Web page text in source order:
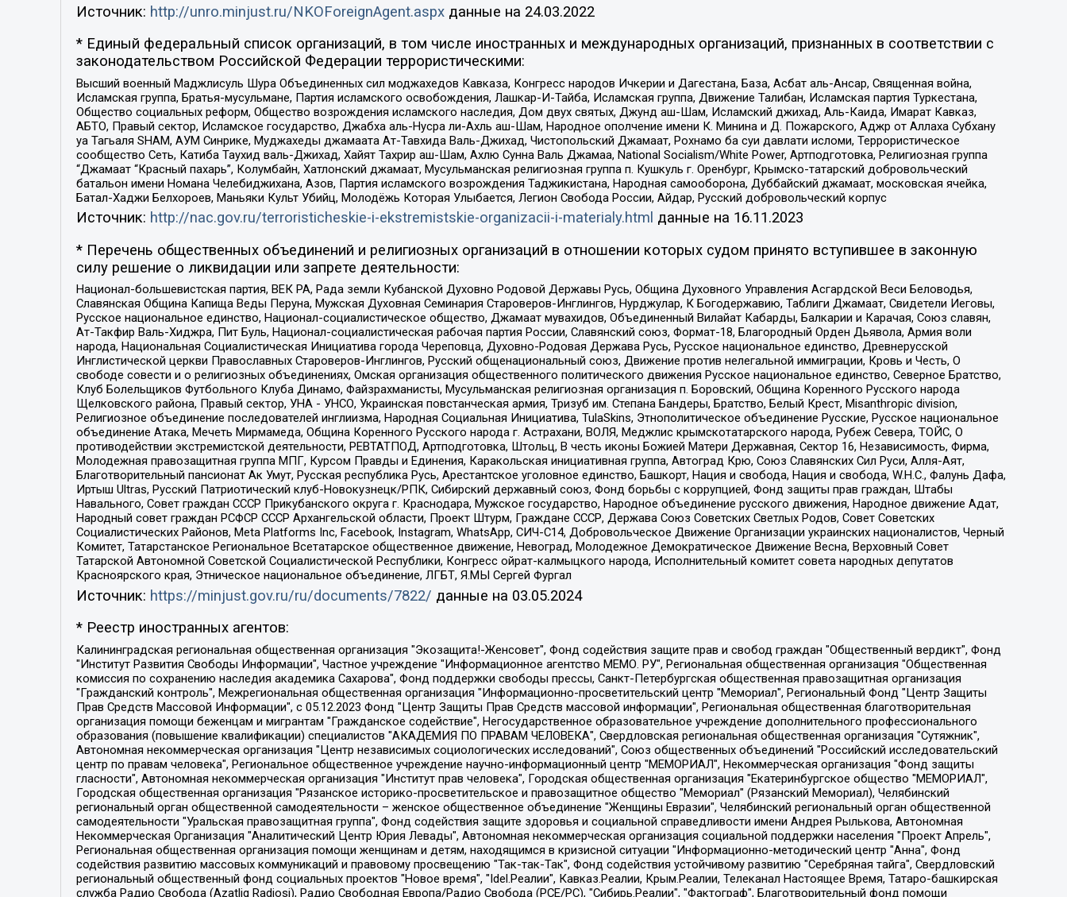
Источник: http://unro.minjust.ru/NKOForeignAgent.aspxданные на 24.03.2022
* Единый федеральный список организаций, в том числе иностранных и международных организаций, признанных в соответствии с
законодательством Российской Федерации террористическими:
Высший военный Маджлисуль Шура Объединенных сил моджахедов Кавказа, Конгресс народов Ичкерии и Дагестана, База, Асбат аль-Ансар, Священная война,
Исламская группа, Братья-мусульмане, Партия исламского освобождения, Лашкар-И-Тайба, Исламская группа, Движение Талибан, Исламская партия Туркестана,
Общество социальных реформ, Общество возрождения исламского наследия, Дом двух святых, Джунд аш-Шам, Исламский джихад, Аль-Каида, Имарат Кавказ,
АБТО, Правый сектор, Исламское государство, Джабха аль-Нусра ли-Ахль аш-Шам, Народное ополчение имени К. Минина и Д. Пожарского, Аджр от Аллаха Субхану
уа Тагьаля SHAM, АУМ Синрике, Муджахеды джамаата Ат-Тавхида Валь-Джихад, Чистопольский Джамаат, Рохнамо ба суи давлати исломи, Террористическое
сообщество Сеть, Катиба Таухид валь-Джихад, Хайят Тахрир аш-Шам, Ахлю Сунна Валь Джамаа, National Socialism/White Power, Артподготовка, Религиозная группа
“Джамаат “Красный пахарь”, Колумбайн, Хатлонский джамаат, Мусульманская религиозная группа п. Кушкуль г. Оренбург, Крымско-татарский добровольческий
батальон имени Номана Челебиджихана, Азов, Партия исламского возрождения Таджикистана, Народная самооборона, Дуббайский джамаат, московская ячейка,
Батал-Хаджи Белхороев, Маньяки Культ Убийц, Молодёжь Которая Улыбается, Легион Свобода России, Айдар, Русский добровольческий корпус
Источник: http://nac.gov.ru/terroristicheskie-i-ekstremistskie-organizacii-i-materialy.html данные на 16.11.2023
* Перечень общественных объединений и религиозных организаций в отношении которых судом принято вступившее в законную
силу решение о ликвидации или запрете деятельности:
Национал-большевистская партия, ВЕК РА, Рада земли Кубанской Духовно Родовой Державы Русь, Община Духовного Управления Асгардской Веси Беловодья,
Славянская Община Капища Веды Перуна, Мужская Духовная Семинария Староверов-Инглингов, Нурджулар, К Богодержавию, Таблиги Джамаат, Свидетели Иеговы,
Русское национальное единство, Национал-социалистическое общество, Джамаат мувахидов, Объединенный Вилайат Кабарды, Балкарии и Карачая, Союз славян,
Ат-Такфир Валь-Хиджра, Пит Буль, Национал-социалистическая рабочая партия России, Славянский союз, Формат-18, Благородный Орден Дьявола, Армия воли
народа, Национальная Социалистическая Инициатива города Череповца, Духовно-Родовая Держава Русь, Русское национальное единство, Древнерусской
Инглистической церкви Православных Староверов-Инглингов, Русский общенациональный союз, Движение против нелегальной иммиграции, Кровь и Честь, О
свободе совести и о религиозных объединениях, Омская организация общественного политического движения Русское национальное единство, Северное Братство,
Клуб Болельщиков Футбольного Клуба Динамо, Файзрахманисты, Мусульманская религиозная организация п. Боровский, Община Коренного Русского народа
Щелковского района, Правый сектор, УНА - УНСО, Украинская повстанческая армия, Тризуб им. Степана Бандеры, Братство, Белый Крест, Misanthropic division,
Религиозное объединение последователей инглиизма, Народная Социальная Инициатива, TulaSkins, Этнополитическое объединение Русские, Русское национальное
объединение Атака, Мечеть Мирмамеда, Община Коренного Русского народа г. Астрахани, ВОЛЯ, Меджлис крымскотатарского народа, Рубеж Севера, ТОЙС, О
противодействии экстремистской деятельности, РЕВТАТПОД, Артподготовка, Штольц, В честь иконы Божией Матери Державная, Сектор 16, Независимость, Фирма,
Молодежная правозащитная группа МПГ, Курсом Правды и Единения, Каракольская инициативная группа, Автоград Крю, Союз Славянских Сил Руси, Алля-Аят,
Благотворительный пансионат Ак Умут, Русская республика Русь, Арестантское уголовное единство, Башкорт, Нация и свобода, Нация и свобода, W.H.С., Фалунь Дафа,
Иртыш Ultras, Русский Патриотический клуб-Новокузнецк/РПК, Сибирский державный союз, Фонд борьбы с коррупцией, Фонд защиты прав граждан, Штабы
Навального, Совет граждан СССР Прикубанского округа г. Краснодара, Мужское государство, Народное объединение русского движения, Народное движение Адат,
Народный совет граждан РСФСР СССР Архангельской области, Проект Штурм, Граждане СССР, Держава Союз Советских Светлых Родов, Совет Советских
Социалистических Районов, Meta Platforms Inc, Facebook, Instagram, WhatsApp, СИЧ-С14, Добровольческое Движение Организации украинских националистов, Черный
Комитет, Татарстанское Региональное Всетатарское общественное движение, Невоград, Молодежное Демократическое Движение Весна, Верховный Совет
Татарской Автономной Советской Социалистической Республики, Конгресс ойрат-калмыцкого народа, Исполнительный комитет совета народных депутатов
Красноярского края, Этническое национальное объединение, ЛГБТ, Я.МЫ Сергей Фургал
Источник: https://minjust.gov.ru/ru/documents/7822/ данные на 03.05.2024
* Реестр иностранных агентов:
Калининградская региональная общественная организация "Экозащита!-Женсовет", Фонд содействия защите прав и свобод граждан "Общественный вердикт", Фонд "Институт Развития Свободы Информации", Частное учреждение "Информационное агентство МЕМО. РУ", Региональная общественная организация "Общественная комиссия по сохранению наследия академика Сахарова", Фонд поддержки свободы прессы, Санкт-Петербургская общественная правозащитная организация "Гражданский контроль", Межрегиональная общественная организация "Информационно-просветительский центр "Мемориал", Региональный Фонд "Центр Защиты Прав Средств Массовой Информации", с 05.12.2023 Фонд "Центр Защиты Прав Средств массовой информации", Региональная общественная благотворительная организация помощи беженцам и мигрантам "Гражданское содействие", Негосударственное образовательное учреждение дополнительного профессионального образования (повышение квалификации) специалистов "АКАДЕМИЯ ПО ПРАВАМ ЧЕЛОВЕКА", Свердловская региональная общественная организация "Сутяжник", Автономная некоммерческая организация "Центр независимых социологических исследований", Союз общественных объединений "Российский исследовательский центр по правам человека", Региональное общественное учреждение научно-информационный центр "МЕМОРИАЛ", Некоммерческая организация "Фонд защиты гласности", Автономная некоммерческая организация "Институт прав человека", Городская общественная организация "Екатеринбургское общество "МЕМОРИАЛ", Городская общественная организация "Рязанское историко-просветительское и правозащитное общество "Мемориал" (Рязанский Мемориал), Челябинский региональный орган общественной самодеятельности – женское общественное объединение "Женщины Евразии", Челябинский региональный орган общественной самодеятельности "Уральская правозащитная группа", Фонд содействия защите здоровья и социальной справедливости имени Андрея Рылькова, Автономная Некоммерческая Организация "Аналитический Центр Юрия Левады", Автономная некоммерческая организация социальной поддержки населения "Проект Апрель", Региональная общественная организация помощи женщинам и детям, находящимся в кризисной ситуации "Информационно-методический центр "Анна", Фонд содействия развитию массовых коммуникаций и правовому просвещению "Так-так-Так", Фонд содействия устойчивому развитию "Серебряная тайга", Свердловский региональный общественный фонд социальных проектов "Новое время", "Idel.Реалии", Кавказ.Реалии, Крым.Реалии, Телеканал Настоящее Время, Татаро-башкирская служба Радио Свобода (Azatliq Radiosi), Радио Свободная Европа/Радио Свобода (PCE/PC), "Сибирь.Реалии", "Фактограф", Благотворительный фонд помощи осужденным и их семьям, Автономная некоммерческая организация "Институт глобализации и социальных движений", Фонд "В защиту прав заключенных", Частное учреждение "Центр поддержки и содействия развитию средств массовой информации", Пензенский региональный общественный благотворительный фонд "Гражданский союз", "Север.Реалии", Некоммерческая организация Фонд "Правовая инициатива", Общество с ограниченной ответственностью "Радио Свободная Европа/Радио Свобода", Чешское информационное агентство "MEDIUM-ORIENT", Красноярская региональная общественная организация "Мы против СПИДа", Камалягин Денис Николаевич, Маркелов Сергей Евгеньевич, Пономарев Лев Александрович, Савицкая Людмила Алексеевна, Автономная некоммерческая организация "Центр по работе с проблемой насилия "НАСИЛИЮ.НЕТ", Межрегиональный профессиональный союз работников здравоохранения "Альянс врачей", Юридическое лицо, зарегистрированное в Латвийской Республике, SIA "Medusa Project" (регистрационный номер 40103797863, дата регистрации 10.06.2014), Некоммерческая организация "Фонд по борьбе с коррупцией", Автономная некоммерческая организация "Институт права и публичной политики", Баданин Роман Сергеевич, Гликин Максим Александрович, Железнова Мария Михайловна, Лукьянова Юлия Сергеевна, Маетная Елизавета Витальевна, Маняхин Петр Борисович, Чуракова Ольга Владимировна, Ярош Юлия Петровна, Юридическое лицо "The Insider SIA", зарегистрированное в Риге, Латвийская Республика (дата регистрации 26.06.2015), являющееся администратором доменного имени интернет-издания "The Insider SIA", https://theins.ru, Постернак Алексей Евгеньевич, Рубин Михаил Аркадьевич, Анин Роман Александрович, Юридическое лицо Istories fonds, зарегистрированное в Латвийской Республике (регистрационный номер 50008295751, дата регистрации 24.02.2020), Великовский Дмитрий Александрович, Долинина Ирина Николаевна, Мароховская Алеся Алексеевна, Шлейнов Роман Юрьевич, Шмагун Олеся Валентиновна, Общество с ограниченной ответственностью "Альтаир 2021", Общество с ограниченной ответственностью "Вега 2021", Общество с ограниченной ответственностью "Главный редактор 2021", Общество с ограниченной ответственностью "Ромашки монолит", Важенков Артем Валерьевич, Ивановская областная общественная организация "Центр гендерных исследований", Гурман Юрий Альбертович, Медиапроект "ОВД-Инфо", Егоров Владимир Владимирович, Жилинский Владимир Александрович, Общество с ограниченной ответственностью "ЗП", Иванова София Юрьевна, Карезина Инна Павловна, Кильтау Екатерина Викторовна, Петров Алексей Викторович, Пискунов Сергей Евгеньевич, Смирнов Сергей Сергеевич, Тихонов Михаил Сергеевич, Общество с ограниченной ответственностью "ЖУРНАЛИСТ-ИНОСТРАННЫЙ АГЕНТ", Арапова Галина Юрьевна, Вольтская Татьяна Анатольевна, Американская компания "Mason G.E.S. Anonymous Foundation" (США), являющаяся владельцем интернет-издания https://mnews.world/, Компания "Stichting Bellingcat", зарегистрированная в Нидерландах (дата регистрации 11.07.2018), Захаров Андрей Вячеславович, Клепиковская Екатерина Дмитриевна, Общество с ограниченной ответственностью "МЕМО", Перл Роман Александрович, Симонов Евгений Алексеевич, Соловьева Елена Анатольевна, Сотников Даниил Владимирович, Сурначева Елизавета Дмитриевна, Автономная некоммерческая организация по защите прав человека и информированию населения "Якутия – Наше Мнение", Общество с ограниченной ответственностью "Москоу диджитал медиа", с 26.01.2023 Общество с ограниченной ответственностью "Чайка Белые сады", Ветошкина Валерия Валерьевна, Заговора Максим Александрович, Межрегиональное общественное движение "Российская ЛГБТ - сеть", Оленичев Максим Владимирович, Павлов Иван Юрьевич, Скворцова Елена Сергеевна, Общество с ограниченной ответственностью "Как бы инагент", Кочетков Игорь Викторович, Общество с ограниченной ответственностью "Честные выборы", Еланчик Олег Александрович, Общество с ограниченной ответственностью "Нобелевский призыв", Гималова Регина Эмилевна, Григорьев Андрей Валерьевич, Григорьева Алина Александровна, Ассоциация по содействию защите прав призывников, альтернативнослужащих и военнослужащих "Правозащитная группа "Гражданин.Армия.Право", Хисамова Регина Фаритовна, Автономная некоммерческая организация по реализации социально-правовых программ "Лилит", Дальневосточное общественное движение "Маяк", Санкт-Петербургская ЛГБТ-инициативная группа "Выход", Инициативная группа ЛГБТ+ "Реверс", Алексеев Андрей Викторович, Бекбулатова Таисия Львовна, Беляев Иван Михайлович, Владыкина Елена Сергеевна, Гельман Марат Александрович, Никульшина Вероника Юрьевна, Толоконникова Надежда Андреевна, Шендерович Виктор Анатольевич, Общество с ограниченной ответственностью "Данное сообщение", Общество с ограниченной ответственностью Издательский дом "Новая глава", Айнбиндер Александра Александровна, Московский комьюнити-центр для ЛГБТ+инициатив, Благотворительный фонд развития филантропии, Deutsche Welle (Германия, Kurt-Schumacher-Strasse 3, 53113 Bonn), Борзунова Мария Михайловна, Воробьев Виктор Викторович, Голубева Анна Львовна, Константинова Алла Михайловна, Малкова Ирина Владимировна, Мурадов Мурад Абдулгалимович, Осетинская Елизавета Николаевна, Понасенков Евгений Николаевич, Ганапольский Матвей Юрьевич, Киселев Евгений Алексеевич, Борухович Ирина Григорьевна, Дремин Иван Тимофеевич, Дубровский Дмитрий Викторович, Красноярская региональная общественная организация поддержки и развития альтернативных образовательных технологий и межкультурных коммуникаций "ИНТЕРРА", Маяковская Екатерина Алексеевна, Фейгин Марк Захарович, Филимонов Андрей Викторович, Дзугкоева Регина Николаевна, Доброхотов Роман Александрович, Дудь Юрий Александрович, Елкин Сергей Владимирович, Кругликов Кирилл Игоревич, Сабунаева Мария Леонидовна, Семенов Алексей Владимирович, Шаинян Карен Багратович, Шульман Екатерина Михайловна, Асафьев Артур Валерьевич, Вахштайн Виктор Семенович, Венедиктов Алексей Алексеевич, Лушникова Екатерина Евгеньевна, Волков Леонид Михайлович, Невзоров Александр Глебович, Пархоменко Сергей Борисович, Сироткин Ярослав Николаевич, Кара-Мурза Владимир Владимирович, Баранова Наталья Владимировна, Гозман Леонид Яковлевич, Кагарлицкий Борис Юльевич, Климарев Михаил Валерьевич, Милов Владимир Станиславович, Автономная некоммерческая организация Краснодарский центр современного искусства "Типография", Моргенштерн Алишер Тагирович, Соболь Любовь Эдуардовна, Общество с ограниченной ответственностью "ЛИЗА НОРМ", Каспаров Гарри Кимович, Ходорковский Михаил Борисович, Общество с ограниченной ответственностью "Апрельские тезисы", Данилович Ирина Брониславовна, Кашин Олег Владимирович, Петров Николай Владимирович, Пивоваров Алексей Владимирович, Соколов Михаил Владимирович, Цветкова Юлия Владимировна, Чичваркин Евгений Александрович, Комитет против пыток/Команда против пыток, Общество с ограниченной ответственностью "Первый научный", Общество с ограниченной ответственностью "Вертолет и ко", Белоцерковская Вероника Борисовна, Кац Максим Евгеньевич, Лазарева Татьяна Юрьевна, Шаведдинов Руслан Табризович, Яшин Илья Валерьевич, Общество с ограниченной ответственностью "Иноагент ААВ", Алешковский Дмитрий Петрович, Альбац Евгения Марковна, Быков Дмитрий Львович, Галямина Юлия Евгеньевна, Лойко Сергей Леонидович, Мартынов Кирилл Константинович, Медведев Сергей Александрович, Крашенинников Федор Геннадиевич, Гордеева Катерина Вл